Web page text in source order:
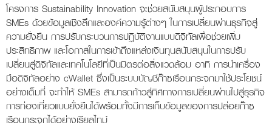
โครงการ Sustainability Innovation จะช่วยสนับสนุนผู้ประกอบการ
SMEs ด้วยข้อมูลเชิงลึกและองค์ความรู้ต่างๆ ในการเปลี่ยนผ่านธุรกิจสู่
ความยั่งยืน การปรับกระบวนการปฏิบัติงานแบบดิจิทัลเพื่อช่วยเพิ่ม
ประสิทธิภาพ และโอกาสในการเข้าถึงแหล่งเงินทุนสนับสนุนในการปรับ
เปลี่ยนสู่ดิจิทัลและเทคโนโลยีที่เป็นมิตรต่อสิ่งแวดล้อม อาทิ การนำเครื่อง
มือดิจิทัลอย่าง cWallet ซึ่งเป็นระบบบัญชีก๊าซเรือนกระจกมาใช้ประโยชน์
อย่างเต็มที่ จะทำให้ SMEs สามารถก้าวสู่ทิศทางการเปลี่ยนผ่านไปสู่ธุรกิจ
การท่องเที่ยวแบบยั่งยืนได้พร้อมทั้งมีการเก็บข้อมูลของการปล่อยก๊าซ
เรือนกระจกได้อย่างเรียลไทม์